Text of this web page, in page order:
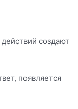
создают
появляется